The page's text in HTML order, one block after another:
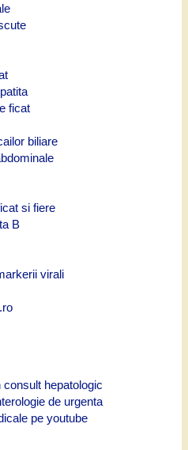
ficat
biliare
si fiere
B
virali
hepatologic
de urgenta
pe youtube